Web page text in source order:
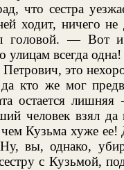
что сестра
ходит, ничего
головой. — Вот и
улицам всегда одна!
это
кто же мог
остается
человек взял
чем Кузьма хуже
вы, однако,
с Кузьмой,